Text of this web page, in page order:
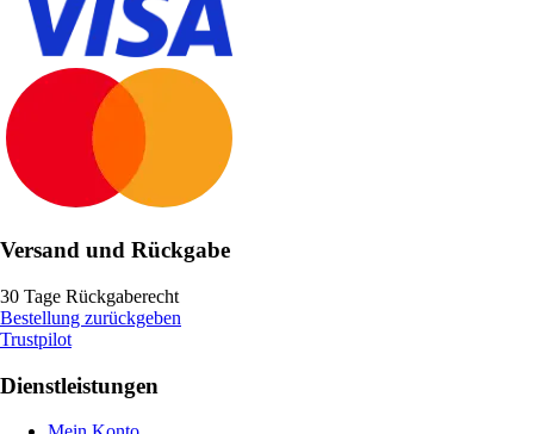
Versand und Rückgabe
30 Tage Rückgaberecht
Bestellung zurückgeben
Trustpilot
Dienstleistungen